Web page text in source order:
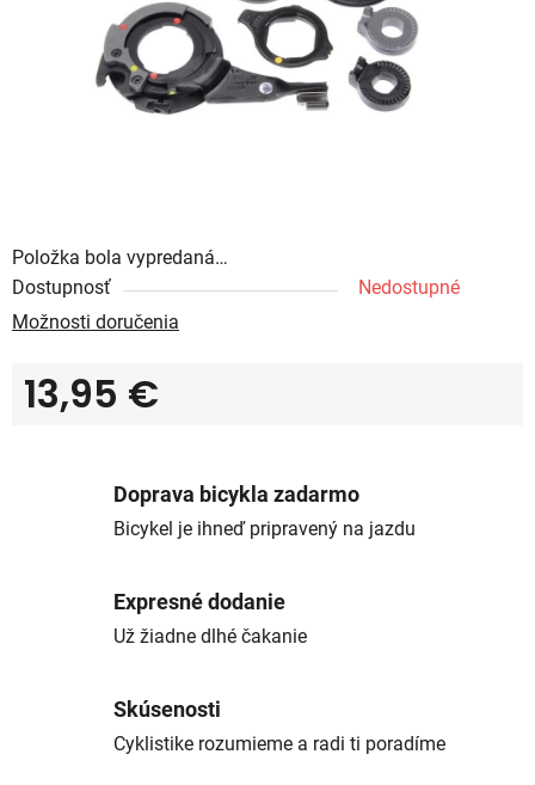
Položka bola vypredaná…
Dostupnosť
Nedostupné
Možnosti doručenia
13,95 €
Doprava bicykla zadarmo
Bicykel je ihneď pripravený na jazdu
Expresné dodanie
Už žiadne dlhé čakanie
Skúsenosti
Cyklistike rozumieme a radi ti poradíme